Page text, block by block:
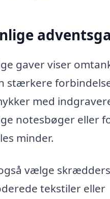
gaver viser
stærkere
med
notesbøger eller
minder.
vælge
tekstiler eller